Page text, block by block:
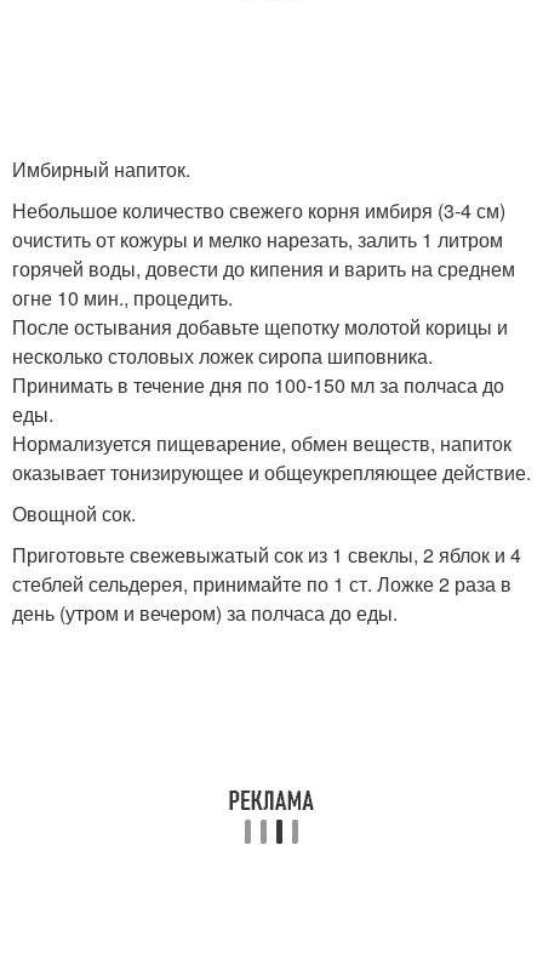
Имбирный напиток.
Небольшое количество свежего корня имбиря (3-4 см)
очистить от кожуры и мелко нарезать, залить 1 литром
горячей воды, довести до кипения и варить на среднем
огне 10 мин., процедить.
После остывания добавьте щепотку молотой корицы и
несколько столовых ложек сиропа шиповника.
Принимать в течение дня по 100-150 мл за полчаса до
еды.
Нормализуется пищеварение, обмен веществ, напиток
оказывает тонизирующее и общеукрепляющее действие.
Овощной сок.
Приготовьте свежевыжатый сок из 1 свеклы, 2 яблок и 4
стеблей сельдерея, принимайте по 1 ст. Ложке 2 раза в
день (утром и вечером) за полчаса до еды.